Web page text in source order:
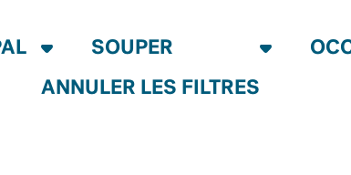
ANNULER LES FILTRES